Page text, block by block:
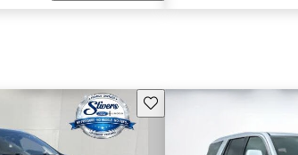
Guarda este Aviso